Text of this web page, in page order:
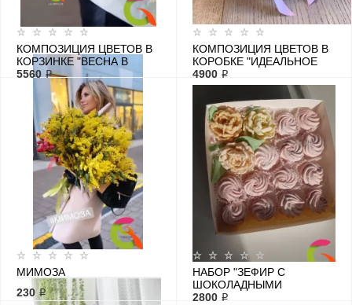
КОМПОЗИЦИЯ ЦВЕТОВ В
КОРЗИНКЕ "ВЕСНА В
КОРЗИНКАХ"
5560 ₽
КОМПОЗИЦИЯ ЦВЕТОВ В
КОРОБКЕ "ИДЕАЛЬНОЕ
РЕШЕНИЕ"
4900 ₽
МИМОЗА
230 ₽
НАБОР "ЗЕФИР С
ШОКОЛАДНЫМИ
ЦВЕТАМИ"
2800 ₽